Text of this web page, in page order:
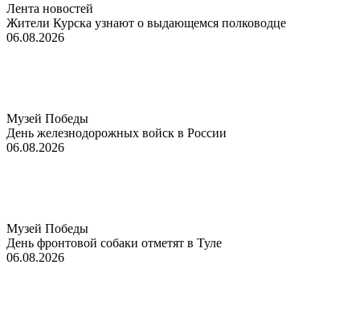
Лента новостей
Жители Курска узнают о выдающемся полководце
06.08.2026
Музей Победы
День железнодорожных войск в России
06.08.2026
Музей Победы
День фронтовой собаки отметят в Туле
06.08.2026